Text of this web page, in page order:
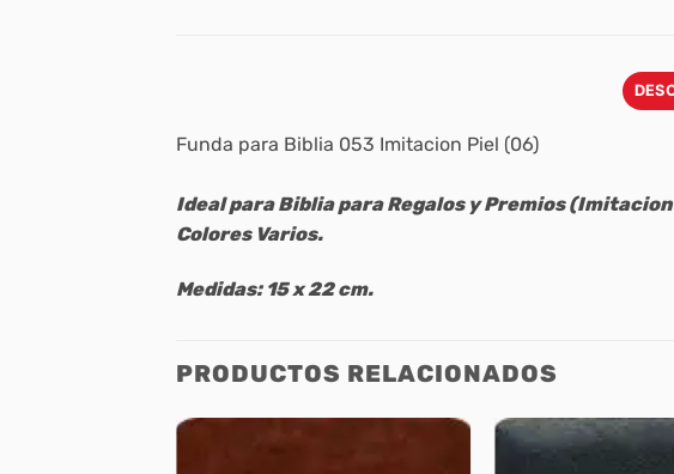
Funda para Biblia 053 Imitacion Piel (06)
Ideal para Biblia para Regalos y Premios
Colores Varios.
Medidas: 15 x 22 cm.
PRODUCTOS RELACIONADOS